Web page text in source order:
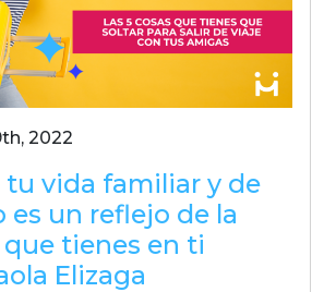
2022
tu vida familiar y de
un reflejo de la
tienes en ti
Elizaga